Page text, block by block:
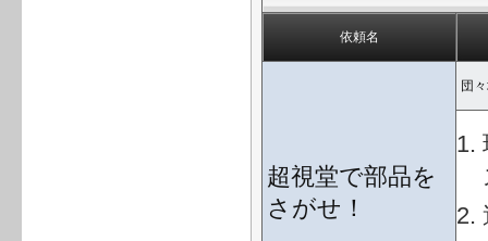
依頼名
超視堂で部品を
さがせ！
団